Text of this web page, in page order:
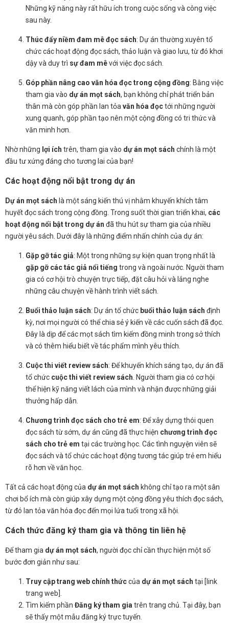
Những kỹ năng này rất hữu ích trong cuộc sống và công việc
sau này.
Thúc đẩy niềm đam mê đọc sách: Dự án thường xuyên tổ
chức các hoạt động đọc sách, thảo luận và giao lưu, từ đó khơi
dậy và duy trì sự đam mêvới việc đọc sách.
Góp phần nâng cao văn hóa đọc trong cộng đồng: Bằng việc
tham gia vào dự án mọt sách, bạn không chỉ phát triển bản
thân mà còn góp phần lan tỏa văn hóa đọctới những người
xung quanh, góp phần tạo nên một cộng đồng có tri thức và
văn minh hơn.
Nhờ những lợi ích trên, tham gia vào dự án mọt sách chính là một
đầu tư xứng đáng cho tương lai của bạn!
Các hoạt động nổi bật trong dự án
Dự án mọt sách là một sáng kiến thú vị nhằm khuyến khích tâm
huyết đọc sách trong cộng đồng. Trong suốt thời gian triển khai, các
hoạt động nổi bật trong dự án đã thu hút sự tham gia của nhiều
người yêu sách. Dưới đây là những điểm nhấn chính của dự án:
Gặp gỡ tác giả: Một trong những sự kiện quan trọng nhất là
gặp gỡ các tác giả nổi tiếng trong và ngoài nước. Người tham
gia có cơ hội trò chuyện trực tiếp, đặt câu hỏi và lắng nghe
những câu chuyện về hành trình viết sách.
Buổi thảo luận sách: Dự án tổ chức buổi thảo luận sách định
kỳ, nơi mọi người có thể chia sẻ ý kiến về các cuốn sách đã đọc.
Đây là dịp để các mọt sách tìm kiếm đồng minh trong sở thích
và có thêm hiểu biết về tác phẩm mình yêu thích.
Cuộc thi viết review sách: Để khuyến khích sáng tạo, dự án đã
tổ chức cuộc thi viết review sách . Người tham gia có cơ hội
thể hiện kỹ năng viết lách của mình và nhận được những giải
thưởng hấp dẫn.
Chương trình đọc sách cho trẻ em: Để xây dựng thói quen
đọc sách từ sớm, dự án cũng đã thực hiện chương trình đọc
sách cho trẻ em tại các trường học. Các tình nguyện viên sẽ
đọc sách và tổ chức các hoạt động tương tác giúp trẻ em hiểu
rõ hơn về văn học.
Tất cả các hoạt động của dự án mọt sách không chỉ tạo ra một sân
chơi bổ ích mà còn giúp xây dựng một cộng đồng yêu thích đọc sách,
từ đó lan tỏa văn hóa đọc đến mọi lứa tuổi trong xã hội.
Cách thức đăng ký tham gia và thông tin liên hệ
Để tham gia dự án mọt sách, người đọc chỉ cần thực hiện một số
bước đơn giản như sau:
Truy cập trang web chính thứccủa dự án mọt sách tại [link
trang web].
Tìm kiếm phần Đăng ký tham gia trên trang chủ. Tại đây, bạn
sẽ thấy một mẫu đăng ký trực tuyến.